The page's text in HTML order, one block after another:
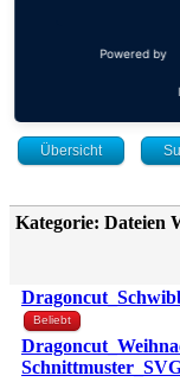
Projekte
Dateien
Übersicht
Kategorie: Dateien
Beliebt
Powered by